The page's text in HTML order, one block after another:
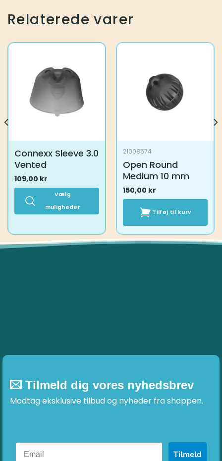
Relaterede varer
Connexx Sleeve 3.0
Vented
109,00 kr
Vælg
muligheder
har
flere
21008574
Open Round
Medium 10 mm
150,00 kr
Tilføj til kurv
Tilmeld dig vores nyhedsbrev
Modtag eksklusive tilbud og nyheder fra shoppen.
Tilmeld